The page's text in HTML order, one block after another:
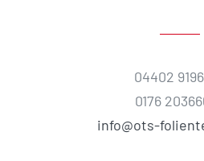
04402
0176
info@ots-